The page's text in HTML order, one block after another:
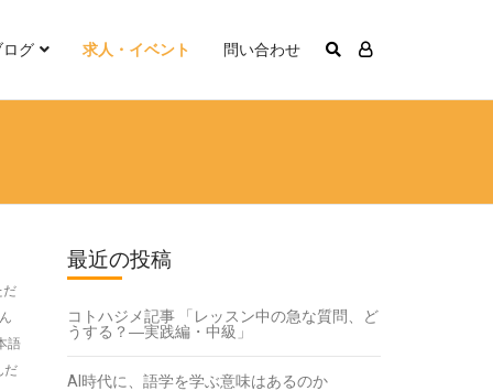
ログ 求人・イベント 問い合わせ
だ
語
だ
最近の投稿
コトハジメ記事 「レッスン中の急な質問、ど
うする？―実践編・中級」
AI時代に、語学を学ぶ意味はあるのか